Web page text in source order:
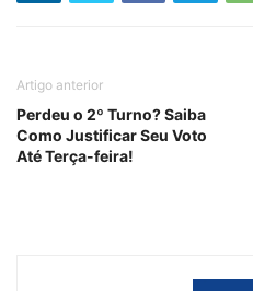
Artigo anterior
Perdeu o 2º Turno? Saiba
Como Justificar Seu Voto
Até Terça-feira!